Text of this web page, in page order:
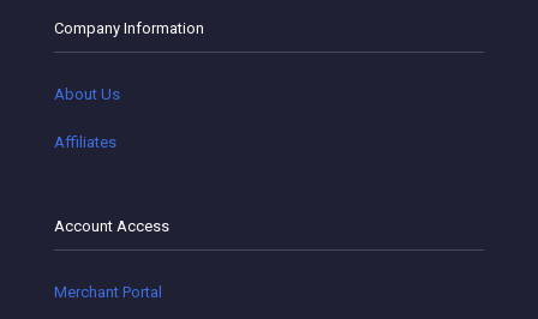
Company Information
About Us
Affiliates
Account Access
Merchant Portal